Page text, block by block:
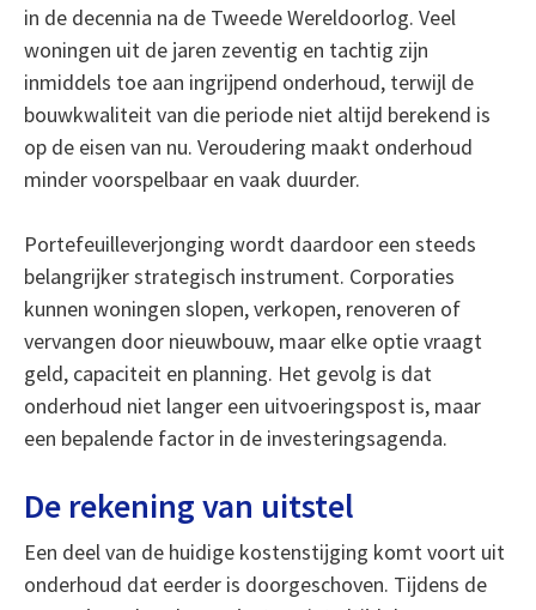
in de decennia na de Tweede Wereldoorlog. Veel
woningen uit de jaren zeventig en tachtig zijn
inmiddels toe aan ingrijpend onderhoud, terwijl de
bouwkwaliteit van die periode niet altijd berekend is
op de eisen van nu. Veroudering maakt onderhoud
minder voorspelbaar en vaak duurder.
Portefeuilleverjonging wordt daardoor een steeds
belangrijker strategisch instrument. Corporaties
kunnen woningen slopen, verkopen, renoveren of
vervangen door nieuwbouw, maar elke optie vraagt
geld, capaciteit en planning. Het gevolg is dat
onderhoud niet langer een uitvoeringspost is, maar
een bepalende factor in de investeringsagenda.
De rekening van uitstel
Een deel van de huidige kostenstijging komt voort uit
onderhoud dat eerder is doorgeschoven. Tijdens de